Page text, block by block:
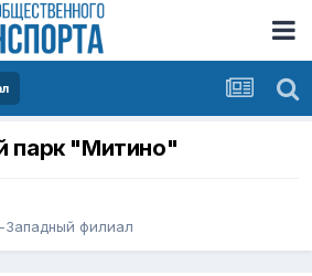
парк "Митино"
филиал